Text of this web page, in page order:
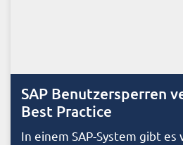
SAP Benutzersperren
Best Practice
In einem SAP-System gibt